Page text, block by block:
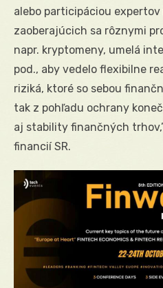
alebo participáciou
zaoberajúcich sa rôznymi
napr. kryptomeny, umelá
pod., aby vedelo flexibilne
riziká, ktoré so sebou
tak z pohľadu ochrany
aj stability finančných
financií SR.